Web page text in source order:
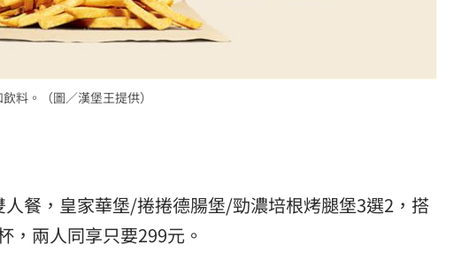
料。（圖／漢堡王提供）
餐，皇家華堡/捲捲德腸堡/勁濃培根烤腿堡3選2，搭
，兩人同享只要299元。